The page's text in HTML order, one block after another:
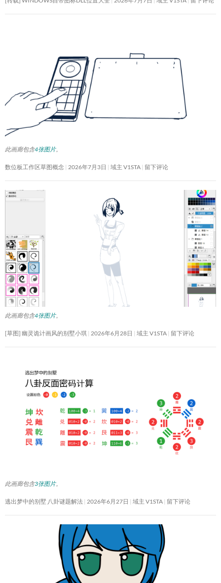
此画廊包含4张图片。
数位板工作区草图概念 2026年7月3日 域主 V1STA 留下评论
此画廊包含4张图片。
[草图] 幽灵诡计画风的别墅小琪 2026年6月28日 域主 V1STA 留下评论
此画廊包含3张图片。
逃出梦中的别墅 八卦谜题解法 2026年6月27日 域主 V1STA 留下评论